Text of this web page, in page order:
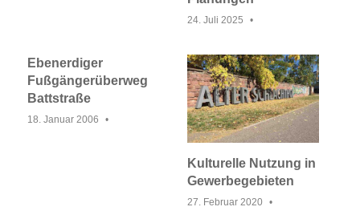
24. Juli 2025
Ebenerdiger
Fußgängerüberweg
Battstraße
18. Januar 2006
Kulturelle Nutzung in
Gewerbegebieten
27. Februar 2020